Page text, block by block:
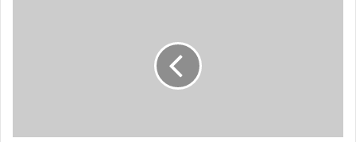
Santiago